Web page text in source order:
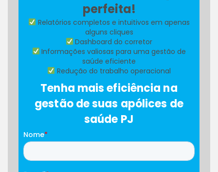
perfeita!
Relatórios completos e intuitivos em apenas
alguns cliques
Dashboard do corretor
Informações valiosas para uma gestão de
saúde eficiente
Redução do trabalho operacional
Tenha mais eficiência na
gestão de suas apólices de
saúde PJ